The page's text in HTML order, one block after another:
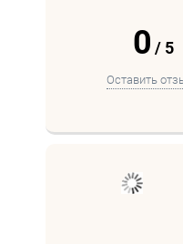
0 / 5
Оставить